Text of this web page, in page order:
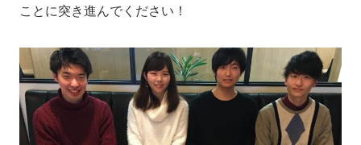
ことに突き進んでください！